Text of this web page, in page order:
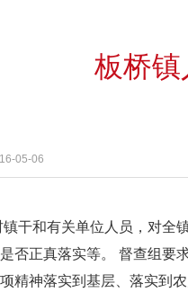
板桥
05-06
干和有关单位人员，对全
否正真落实等。 督查组要
精神落实到基层、落实到